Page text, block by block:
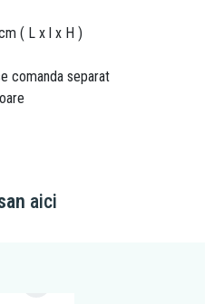
( L x l x H )
comanda separat
cu dimensiunile de 80x80
aici